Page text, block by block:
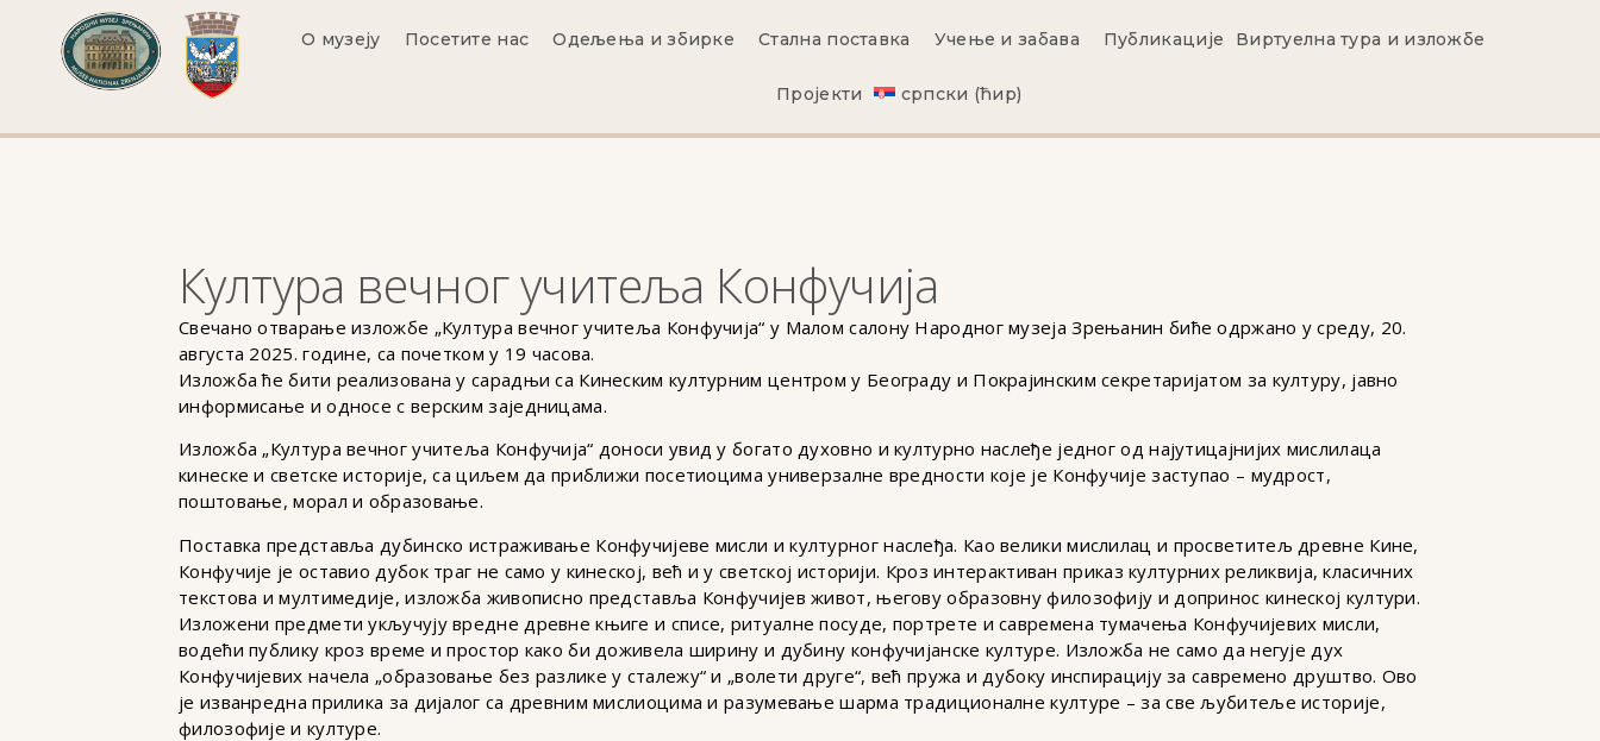
О музеју Посетите нас Одељења и збирке Стална поставка Учење и забава Публикације Виртуелна тура и изложбе
Пројекти српски (ћир)
Култура вечног учитеља Конфучија
Свечано отварање изложбе „Култура вечног учитеља Конфучија“ у Малом салону Народног музеја Зрењанин биће одржано у среду, 20.
августа 2025. године, са почетком у 19 часова.
Изложба ће бити реализована у сарадњи са Кинеским културним центром у Београду и Покрајинским секретаријатом за културу, јавно
информисање и односе с верским заједницама.
Изложба „Култура вечног учитеља Конфучија“ доноси увид у богато духовно и културно наслеђе једног од најутицајнијих мислилаца
кинеске и светске историје, са циљем да приближи посетиоцима универзалне вредности које је Конфучије заступао – мудрост,
поштовање, морал и образовање.
Поставка представља дубинско истраживање Конфучијеве мисли и културног наслеђа. Као велики мислилац и просветитељ древне Кине,
Конфучије је оставио дубок траг не само у кинеској, већ и у светској историји. Кроз интерактиван приказ културних реликвија, класичних
текстова и мултимедије, изложба живописно представља Конфучијев живот, његову образовну филозофију и допринос кинеској култури.
Изложени предмети укључују вредне древне књиге и списе, ритуалне посуде, портрете и савремена тумачења Конфучијевих мисли,
водећи публику кроз време и простор како би доживела ширину и дубину конфучијанске културе. Изложба не само да негује дух
Конфучијевих начела „образовање без разлике у сталежу“ и „волети друге“, већ пружа и дубоку инспирацију за савремено друштво. Ово
је изванредна прилика за дијалог са древним мислиоцима и разумевање шарма традиционалне културе – за све љубитеље историје,
филозофије и културе.